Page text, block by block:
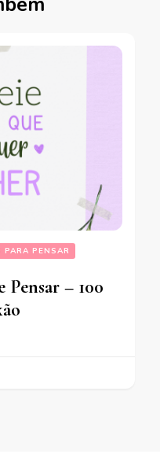
PARA PENSAR
Pensar – 100